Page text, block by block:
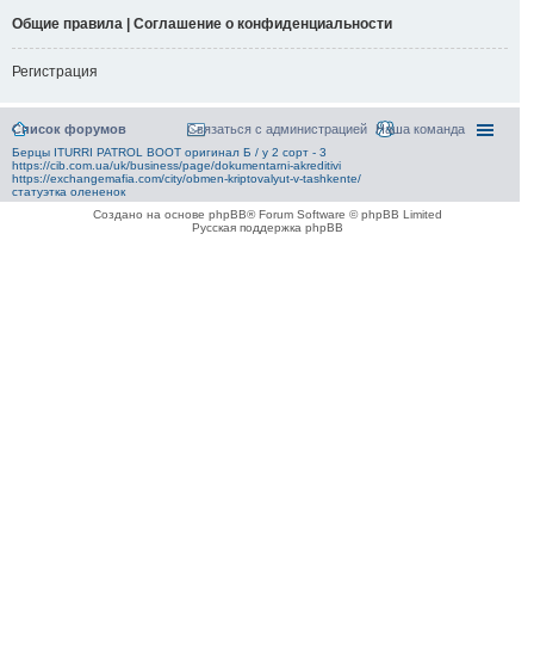
Общие правила | Соглашение о конфиденциальности
Регистрация
Список форумов Наша команда
Связаться с администрацией
Берцы ITURRI PATROL BOOT оригинал Б / у 2 сорт - 3
https://cib.com.ua/uk/business/page/dokumentarni-akreditivi
https://exchangemafia.com/city/obmen-kriptovalyut-v-tashkente/
статуэтка олененок
Создано на основе phpBB® Forum Software © phpBB Limited
Русская поддержка phpBB